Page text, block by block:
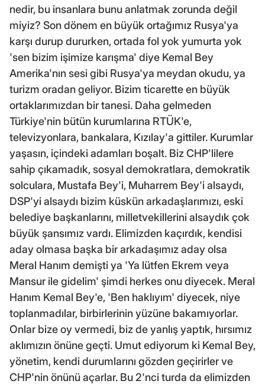
nedir, bu insanlara bunu anlatmak zorunda değil
miyiz? Son dönem en büyük ortağımız Rusya'ya
karşı durup dururken, ortada fol yok yumurta yok
'sen bizim işimize karışma' diye Kemal Bey
Amerika'nın sesi gibi Rusya'ya meydan okudu, ya
turizm oradan geliyor. Bizim ticarette en büyük
ortaklarımızdan bir tanesi. Daha gelmeden
Türkiye'nin bütün kurumlarına RTÜK'e,
televizyonlara, bankalara, Kızılay'a gittiler. Kurumlar
yaşasın, içindeki adamları boşalt. Biz CHP'lilere
sahip çıkamadık, sosyal demokratlara, demokratik
solculara, Mustafa Bey'i, Muharrem Bey'i alsaydı,
DSP'yi alsaydı bizim küskün arkadaşlarımızı, eski
belediye başkanlarını, milletvekillerini alsaydık çok
büyük şansımız vardı. Elimizden kaçırdık, kendisi
aday olmasa başka bir arkadaşımız aday olsa
Meral Hanım demişti ya 'Ya lütfen Ekrem veya
Mansur ile gidelim' şimdi herkes onu diyecek. Meral
Hanım Kemal Bey'e, 'Ben haklıyım' diyecek, niye
toplanmadılar, birbirlerinin yüzüne bakamıyorlar.
Onlar bize oy vermedi, biz de yanlış yaptık, hırsımız
aklımızın önüne geçti. Umut ediyorum ki Kemal Bey,
yönetim, kendi durumlarını gözden geçirirler ve
CHP'nin önünü açarlar. Bu 2'nci turda da elimizden